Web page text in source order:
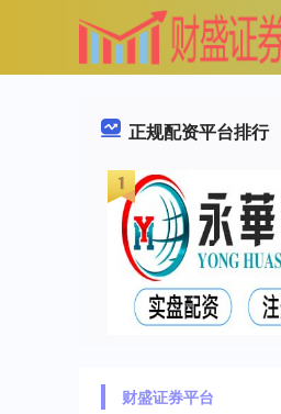
正规配资平台排行
财盛证券平台